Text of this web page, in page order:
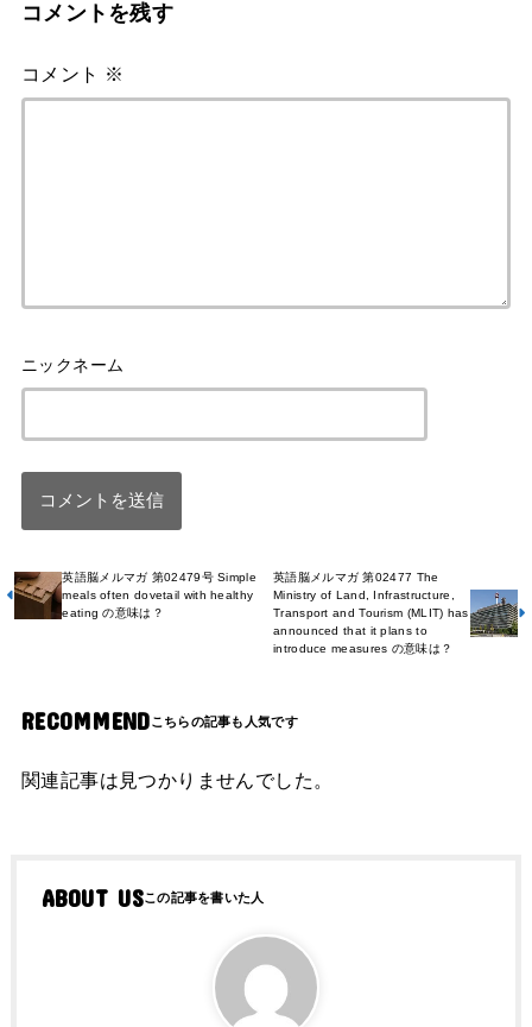
コメントを残す
コメント ※
英語脳メルマガ 第02479号 Simple
meals often dovetail with healthy
eating の意味は？
英語脳メルマガ 第02477 The
Ministry of Land, Infrastructure,
Transport and Tourism (MLIT) has
announced that it plans to
introduce measures の意味は？
RECOMMEND
関連記事は見つかりませんでした。
ABOUT US